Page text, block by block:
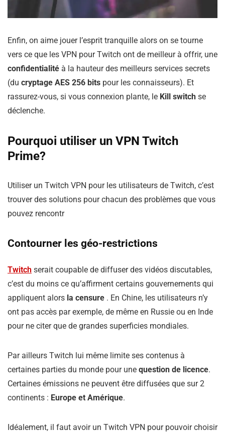
Enfin, on aime jouer l’esprit tranquille alors on se tourne
vers ce que les VPN pour Twitch ont de meilleur à offrir, une
confidentialité à la hauteur des meilleurs services secrets
(du cryptage AES 256 bits pour les connaisseurs). Et
rassurez-vous, si vous connexion plante, le Kill switch se
déclenche.
Pourquoi utiliser un VPN Twitch
Prime?
Utiliser un Twitch VPN pour les utilisateurs de Twitch, c’est
trouver des solutions pour chacun des problèmes que vous
pouvez rencontr
Contourner les géo-restrictions
Twitch serait coupable de diffuser des vidéos discutables,
c’est du moins ce qu’affirment certains gouvernements qui
appliquent alors la censure . En Chine, les utilisateurs n’y
ont pas accès par exemple, de même en Russie ou en Inde
pour ne citer que de grandes superficies mondiales.
Par ailleurs Twitch lui même limite ses contenus à
certaines parties du monde pour une question de licence.
Certaines émissions ne peuvent être diffusées que sur 2
continents : Europe et Amérique.
Idéalement, il faut avoir un Twitch VPN pour pouvoir choisir